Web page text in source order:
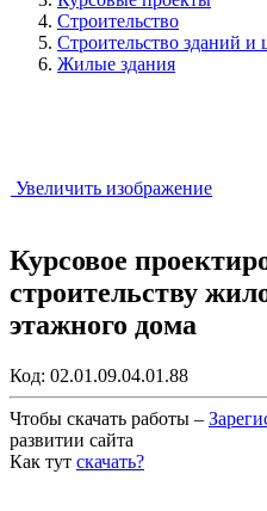
Строительство
Строительство зданий и
Жилые здания
Увеличить изображение
Курсовое
строительству
этажного дома
Код: 02.01.09.04.01.88
Чтобы скачать работы –
развитии сайта
Как тут скачать?